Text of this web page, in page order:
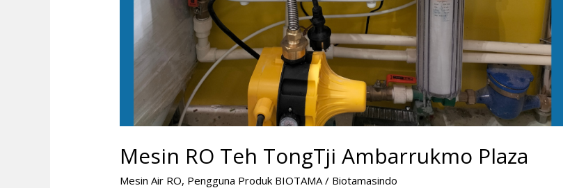
Mesin RO Teh TongTji Ambarrukmo Plaza
Mesin Air RO, Pengguna Produk BIOTAMA / Biotamasindo